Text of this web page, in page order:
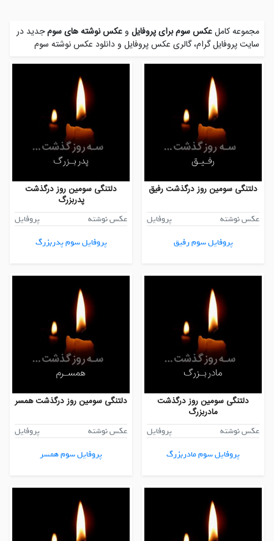
مجموعه کاملعکس سوم برای پروفایل وعکس نوشته های سومجدید در
سایت پروفایل گرام، گالری عکس پروفایل ودانلود عکس نوشته سوم
دلتنگی سومین روز درگذشت رفیق
عکس نوشته
پروفایل
پروفایل سوم رفیق
دلتنگی سومین روز درگذشت
پدربزرگ
عکس نوشته
پروفایل
پروفایل سوم پدربزرگ
دلتنگی سومین روز درگذشت
مادربزرگ
عکس نوشته
پروفایل
پروفایل سوم مادربزرگ
دلتنگی سومین روز درگذشت همسر
عکس نوشته
پروفایل
پروفایل سوم همسر